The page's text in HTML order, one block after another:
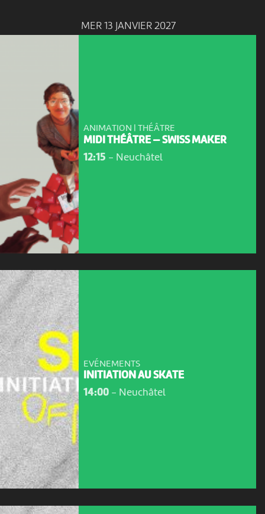
MER 13 JANVIER 2027
ANIMATION | THÉÂTRE
MIDI THÉÂTRE — SWISS MAKER
12:15 - Neuchâtel
EVÉNEMENTS
INITIATION AU SKATE
14:00- Neuchâtel